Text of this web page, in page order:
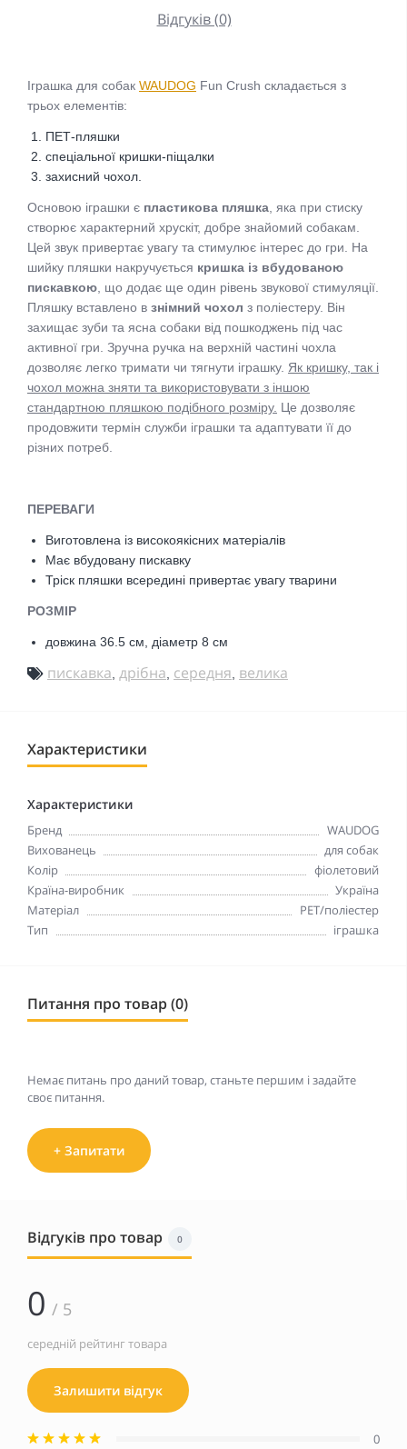
Відгуків (0)
Іграшка для собак WAUDOG Fun Crush складається з
трьох елементів:
ПЕТ-пляшки
спеціальної кришки-піщалки
захисний чохол.
Основою іграшки є пластикова пляшка , яка при стиску
створює характерний хрускіт, добре знайомий собакам.
Цей звук привертає увагу та стимулює інтерес до гри. На
шийку пляшки накручується кришка із вбудованою
пискавкою , що додає ще один рівень звукової стимуляції.
Пляшку вставлено в знімний чохол з поліестеру. Він
захищає зуби та ясна собаки від пошкоджень під час
активної гри. Зручна ручка на верхній частині чохла
дозволяє легко тримати чи тягнути іграшку. Як кришку, так і
чохол можна зняти та використовувати з іншою
стандартною пляшкою подібного розміру. Це дозволяє
продовжити термін служби іграшки та адаптувати її до
різних потреб.
ПЕРЕВАГИ
Виготовлена із високоякісних матеріалів
Має вбудовану пискавку
Тріск пляшки всередині привертає увагу тварини
РОЗМІР
довжина 36.5 см, діаметр 8 см
пискавка дрібна середня велика
Характеристики
Характеристики
Бренд
WAUDOG
Вихованець
для собак
Колір
фіолетовий
Країна-виробник
Україна
Матеріал
PET/поліестер
Тип
іграшка
Питання про товар (0)
Немає питань про даний товар, станьте першим і задайте
своє питання.
+ Запитати
Відгуків про товар 0
0 / 5
середній рейтинг товара
Залишити відгук
0